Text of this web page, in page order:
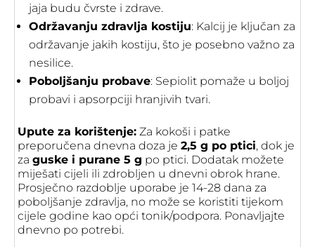
jaja budu čvrste i zdrave.
Održavanju zdravlja kostiju: Kalcij je ključan za
održavanje jakih kostiju, što je posebno važno za
nesilice.
Poboljšanju probave: Sepiolit pomaže u boljoj
probavi i apsorpciji hranjivih tvari.
Upute za korištenje: Za kokoši i patke
preporučena dnevna doza je 2,5 g po ptici, dok je
za guske i purane 5 g po ptici. Dodatak možete
miješati cijeli ili zdrobljen u dnevni obrok hrane.
Prosječno razdoblje uporabe je 14-28 dana za
poboljšanje zdravlja, no može se koristiti tijekom
cijele godine kao opći tonik/podpora. Ponavljajte
dnevno po potrebi.